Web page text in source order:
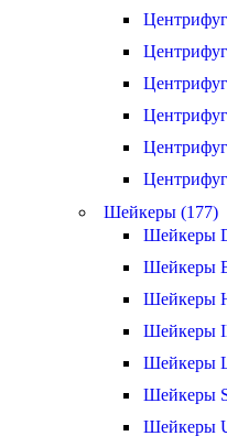
Шейкеры (177)
Шейкеры
Шейкеры
Шейкеры
Шейкеры
Шейкеры
Шейкеры
Шейкеры